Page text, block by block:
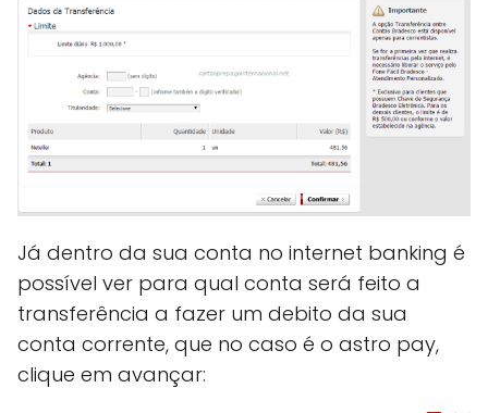
Já dentro da sua conta no internet banking é
possível ver para qual conta será feito a
transferência a fazer um debito da sua
conta corrente, que no caso é o astro pay,
clique em avançar: